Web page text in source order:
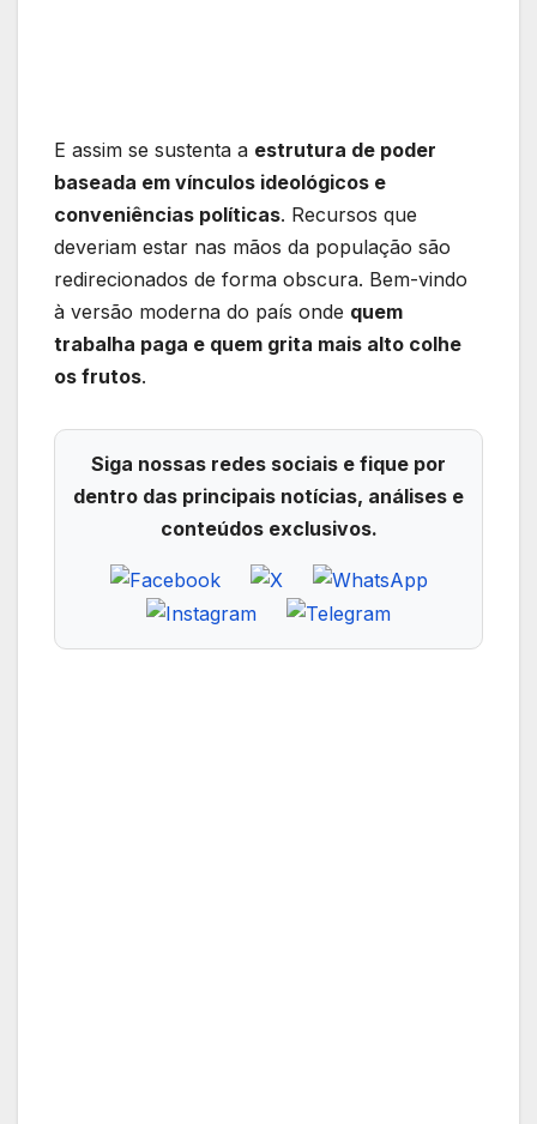
E assim se sustenta a estrutura de poder
baseada em vínculos ideológicos e
conveniências políticas. Recursos que
deveriam estar nas mãos da população são
redirecionados de forma obscura. Bem-vindo
à versão moderna do país onde quem
trabalha paga e quem grita mais alto colhe
os frutos.
Siga nossas redes sociais e fique por
dentro das principais notícias, análises e
conteúdos exclusivos.